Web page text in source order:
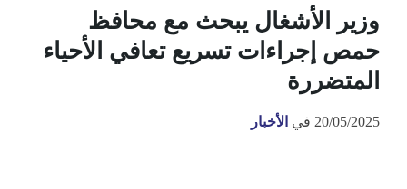
وزير الأشغال يبحث مع محافظ
حمص إجراءات تسريع تعافي الأحياء
المتضررة
20/05/2025 في الأخبار